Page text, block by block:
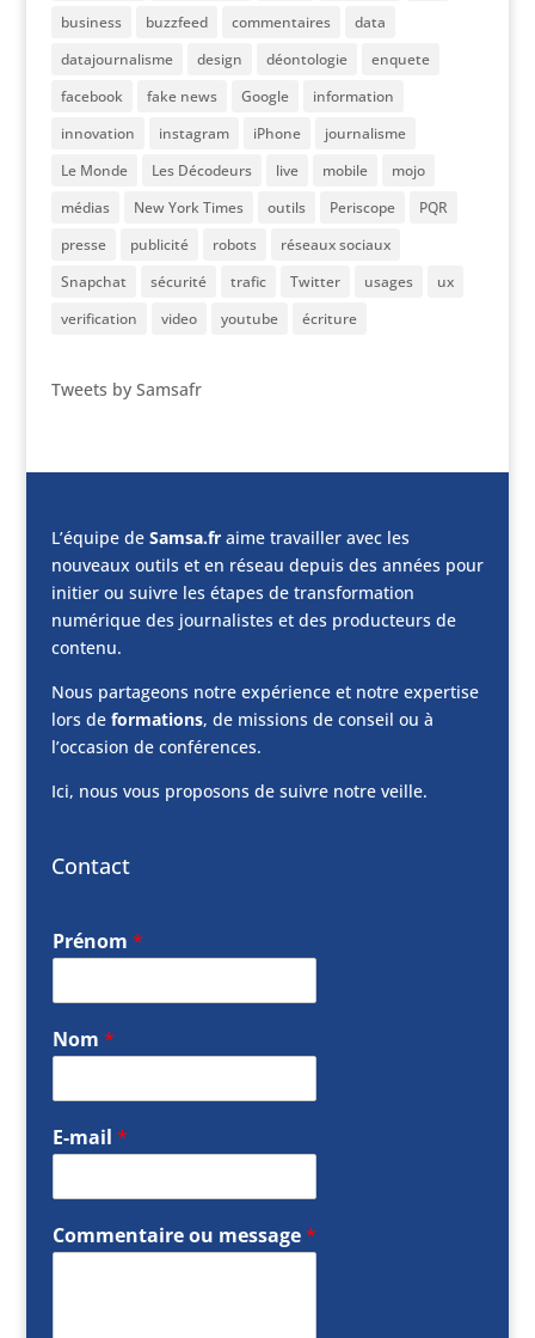
business
buzzfeed commentaires
data
datajournalisme
design déontologie
enquete
facebook
fake news Google
information
innovation
instagram iPhone
journalisme
Le Monde
Les Décodeurs live mobile
mojo
médias
New York Times outils Periscope
PQR
presse
publicité robots
réseaux sociaux
Snapchat
sécurité trafic Twitter usages
ux
verification
video youtube écriture
Tweets by Samsafr
L’équipe de Samsa.fraime travailler avec les
nouveaux outils et en réseau depuis des années pour
initier ou suivre les étapes de transformation
numérique des journalistes et des producteurs de
contenu.
Nous partageons notre expérience et notre expertise
lors de formations, de missions de conseil ou à
l’occasion de conférences.
Ici, nous vous proposons de suivre notre veille.
Contact
Prénom *
Nom *
E-mail *
Commentaire ou message*